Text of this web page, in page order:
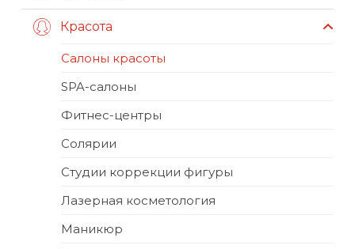
Красота
Салоны красоты
SPA-салоны
Фитнес-центры
Солярии
Студии коррекции фигуры
Лазерная косметология
Маникюр